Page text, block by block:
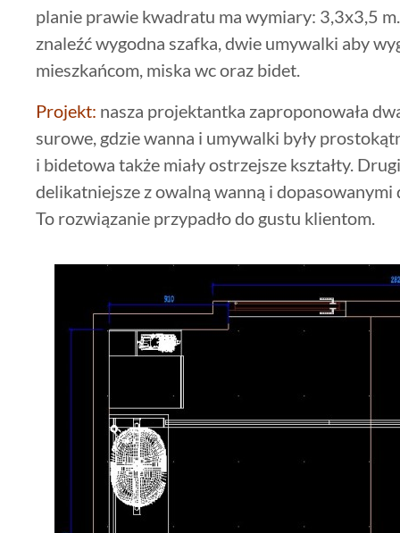
planie prawie kwadratu ma wymiary: 3,3x3,5
znaleźć wygodna szafka, dwie umywalki aby
mieszkańcom, miska wc oraz bidet.
Projekt: nasza projektantka zaproponowała
surowe, gdzie wanna i umywalki były
i bidetowa także miały ostrzejsze kształty.
delikatniejsze z owalną wanną i
To rozwiązanie przypadło do gustu klientom.